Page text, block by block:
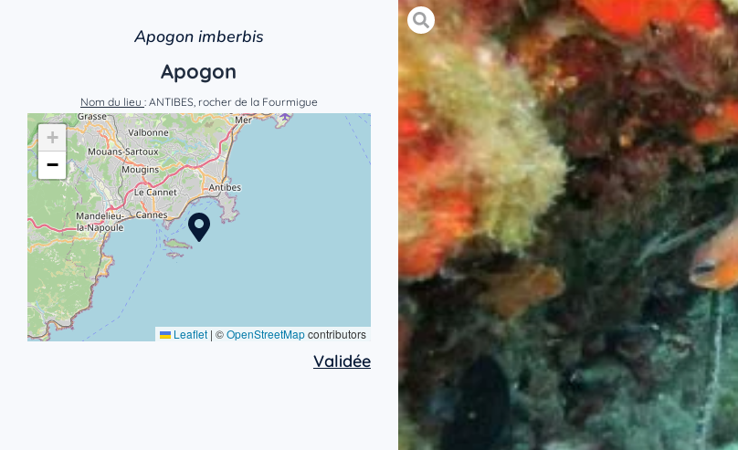
Apogon imberbis
Apogon
Nom du lieu : ANTIBES, rocher de la Fourmigue
+
−
Leaflet | ©OpenStreetMapcontributors
Validée